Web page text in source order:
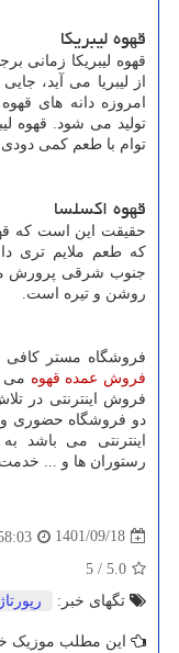
قهوه لیبریکا
قهوه لیبریکا زمانی
از لیبریا می آید،
امروزه دانه های
تولید می شود. قهوه
توام با طعم کمی دودی
قهوه اکسلسا
حقیقت این است که
که طعم ملایم تری
جنوب شرقی پرورش
روشن و تیره است.
فروشگاه مستر کافی
فروش عمده قهوه می
فروش اینترنتی در
دو فروشگاه حضوری و
اینترنتی می باشد
رستوران ها و ... خدمت
1401/09/18
5.0
/
5
تگهای خبر:
رپورتاژ
این مطلب موزیک